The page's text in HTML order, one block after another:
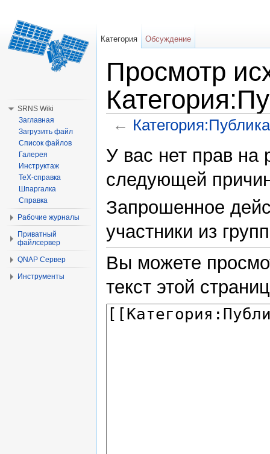
Просмотр
←
У вас нет прав на
следующей
Запрошенное
участники из
Вы можете
текст этой
Категория Обсуждение
SRNS Wiki
Заглавная
Загрузить файл
Список файлов
Галерея
Инструктаж
TeX-справка
Шпаргалка
Справка
Рабочие журналы
Приватный
файлсервер
QNAP Сервер
Инструменты